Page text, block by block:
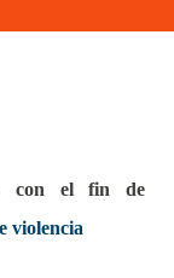
con el fin de
violencia